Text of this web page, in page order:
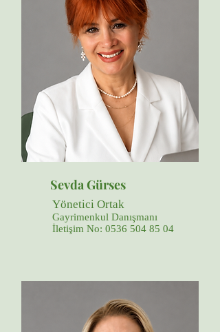
Sevda Gürses
Yönetici Ortak
Gayrimenkul Danışmanı
İletişim No: 0536 504 85 04